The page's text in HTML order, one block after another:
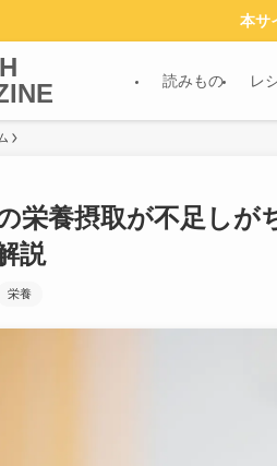
本サ
読みもの レ
栄養摂取が不足しが
説
栄養